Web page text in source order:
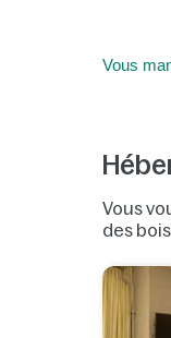
Vous
Vous
des